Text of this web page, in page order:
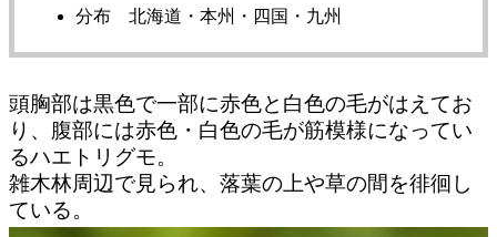
分布 北海道・本州・四国・九州
頭胸部は黒色で一部に赤色と白色の毛がはえてお
り、腹部には赤色・白色の毛が筋模様になってい
るハエトリグモ。
雑木林周辺で見られ、落葉の上や草の間を徘徊し
ている。